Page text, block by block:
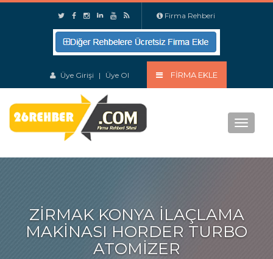
Firma Rehberi
Üye Girişi | Üye Ol FIRMA EKLE
Menu
ZİRMAK KONYA İLAÇLAMA
MAKINASI HORDER TURBO
ATOMIZER